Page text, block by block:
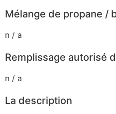
Mélange de propane /
n / a
Remplissage autorisé
n / a
La description